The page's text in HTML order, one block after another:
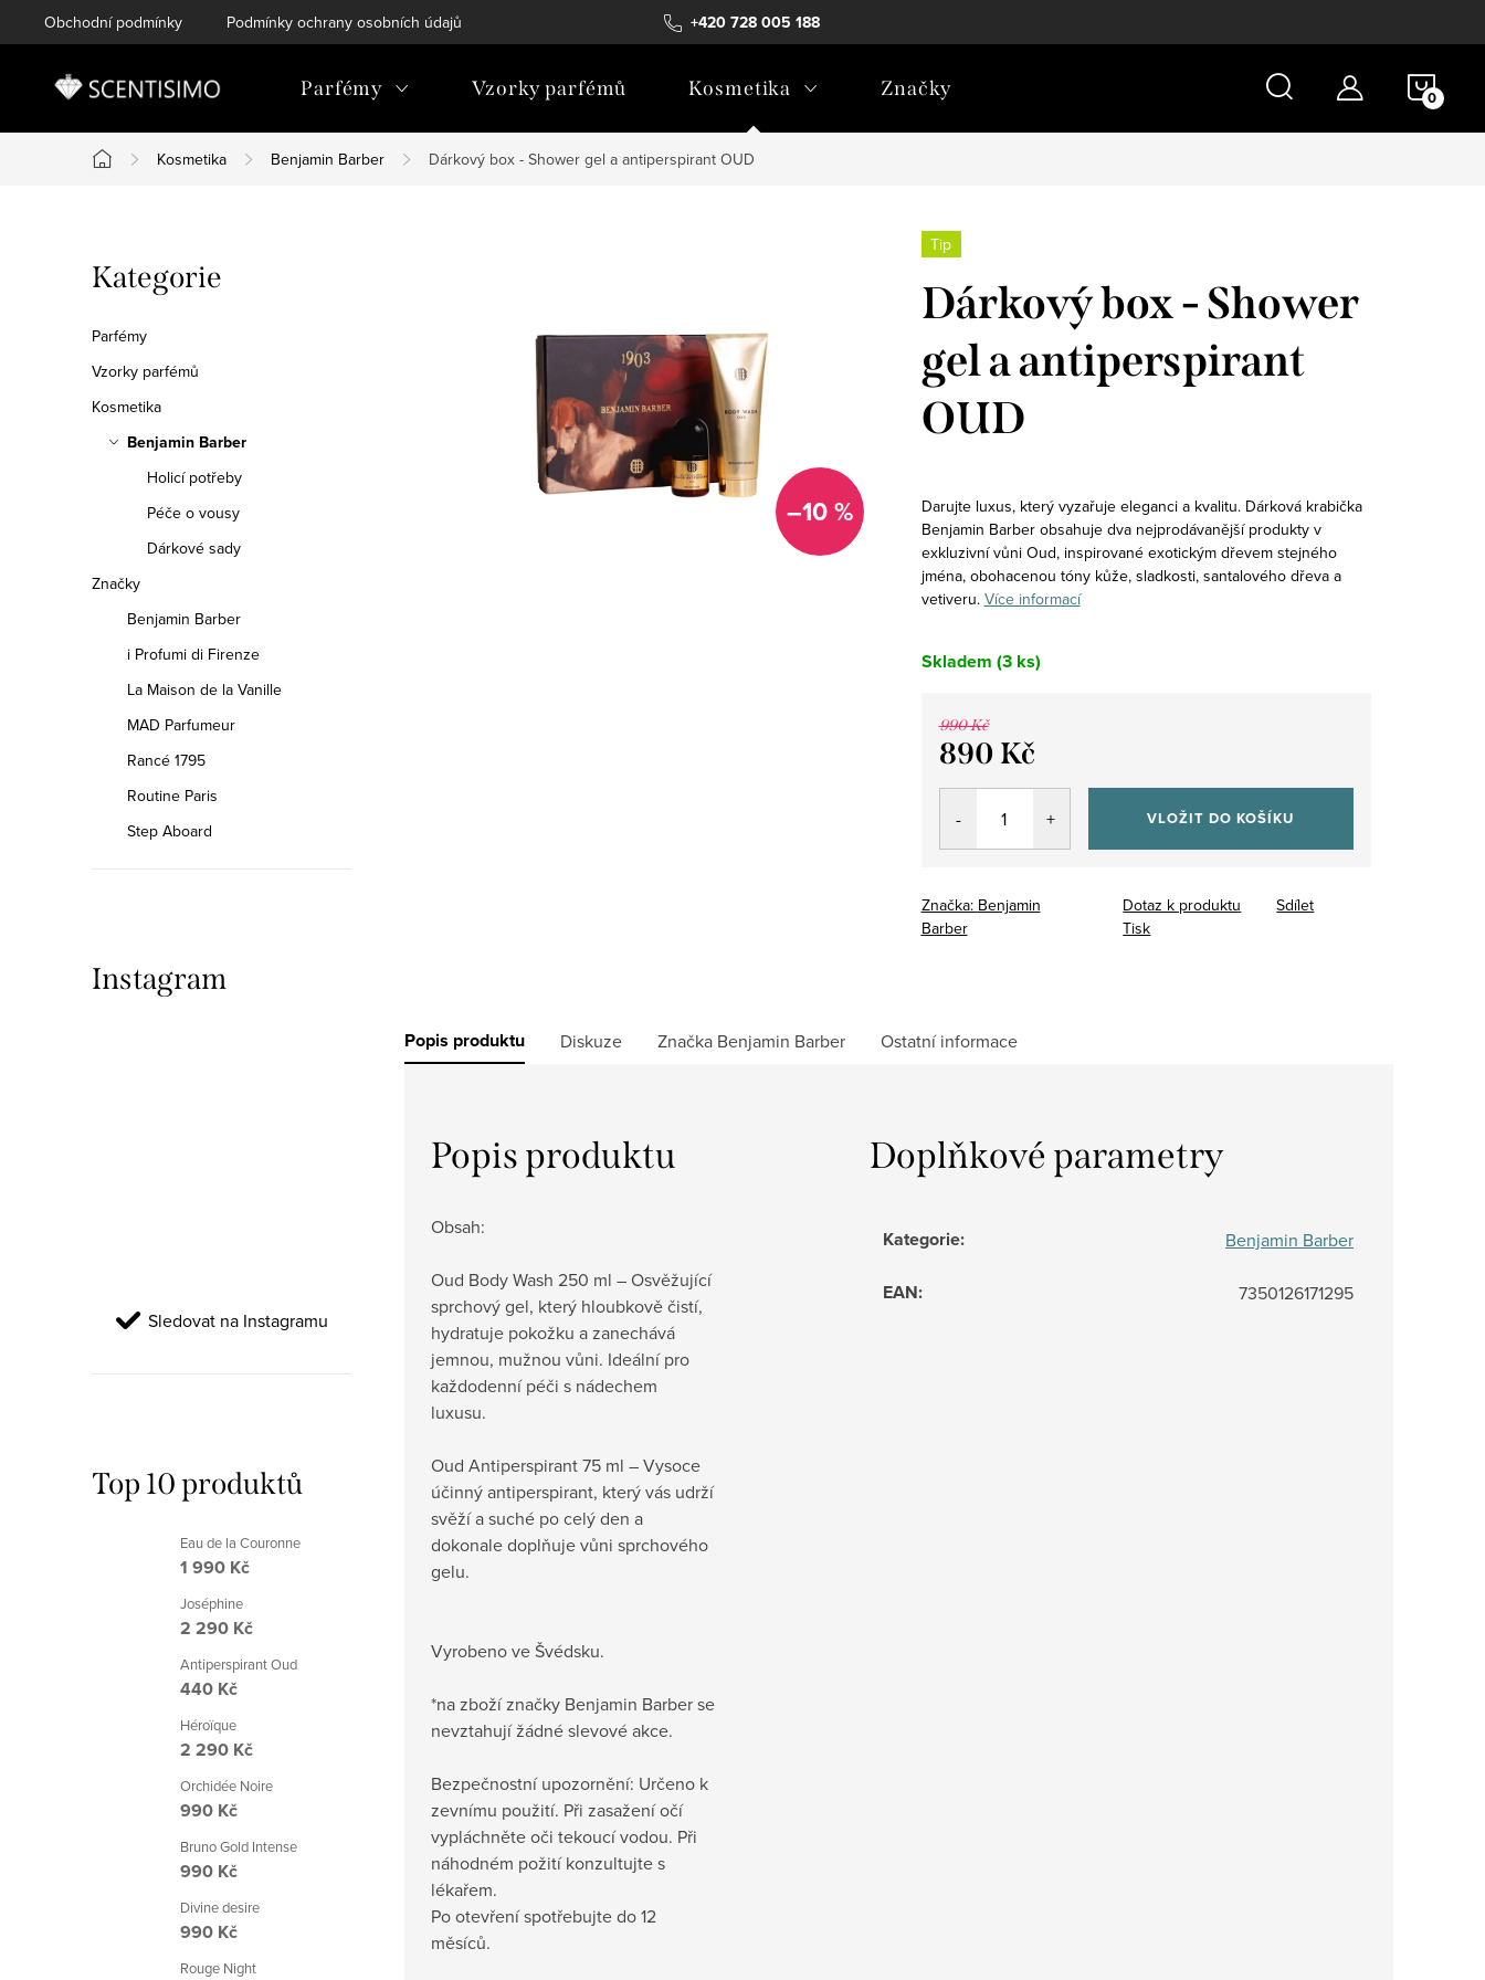
na
+420 728 005 188
Obchodní podmínky Podmínky ochrany osobních údajů
Parfémy Vzorky parfémů Kosmetika Značky
Domů
Kosmetika Benjamin Barber Dárkový box - Shower gel a antiperspirant OUD
o
s
t
r
í
Přeskočit
kategorie
Kategorie
Parfémy
Vzorky parfémů
Kosmetika
Benjamin Barber
Holicí potřeby
Péče o vousy
Dárkové sady
Značky
Benjamin Barber
i Profumi di Firenze
La Maison de la Vanille
MAD Parfumeur
Rancé 1795
Routine Paris
Step Aboard
Instagram
Sledovat na Instagramu
Top 10 produktů
Eau de la Couronne
1 990 Kč
Joséphine
2 290 Kč
Antiperspirant Oud
440 Kč
Héroïque
2 290 Kč
Orchidée Noire
990 Kč
Bruno Gold Intense
990 Kč
Divine desire
990 Kč
Rouge Night
–10 %
Tip
Dárkový box - Shower
gel a antiperspirant
OUD
Darujte luxus, který vyzařuje eleganci a kvalitu. Dárková krabička
Benjamin Barber obsahuje dva nejprodávanější produkty v
exkluzivní vůni Oud, inspirované exotickým dřevem stejného
jména, obohacenou tóny kůže, sladkosti, santalového dřeva a
vetiveru. Více informací
Skladem (3 ks)
990 Kč
890 Kč
Měrná
VLOŽIT DO KOŠÍKU
Značka: Benjamin
Barber
Tisk
Dotaz k produktu Sdílet
Popis produktu Diskuze Značka Benjamin Barber Ostatní informace
Popis produktu
Obsah:
Oud Body Wash 250 ml – Osvěžující
sprchový gel, který hloubkově čistí,
hydratuje pokožku a zanechává
jemnou, mužnou vůni. Ideální pro
každodenní péči s nádechem
luxusu.
Oud Antiperspirant 75 ml – Vysoce
účinný antiperspirant, který vás udrží
svěží a suché po celý den a
dokonale doplňuje vůni sprchového
gelu.
Vyrobeno ve Švédsku.
*na zboží značky Benjamin Barber se
nevztahují žádné slevové akce.
Bezpečnostní upozornění: Určeno k
zevnímu použití. Při zasažení očí
vypláchněte oči tekoucí vodou. Při
náhodném požití konzultujte s
lékařem.
Po otevření spotřebujte do 12
měsíců.
Doplňkové parametry
Kategorie: Benjamin Barber
EAN: 7350126171295